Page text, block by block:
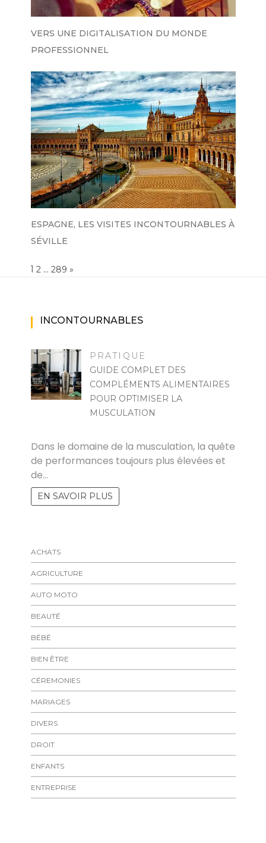
VERS UNE DIGITALISATION DU MONDE
PROFESSIONNEL
ESPAGNE, LES VISITES INCONTOURNABLES À
SÉVILLE
Page:
1 2 … 289 NEXT
»
INCONTOURNABLES
PRATIQUE
GUIDE COMPLET DES
COMPLÉMENTS ALIMENTAIRES
POUR OPTIMISER LA
MUSCULATION
Dans le domaine de la musculation, la quête
de performances toujours plus élevées et
de…
EN SAVOIR PLUS
ACHATS
AGRICULTURE
AUTO MOTO
BEAUTÉ
BÉBÉ
BIEN ÊTRE
CÉREMONIES
MARIAGES
DIVERS
DROIT
ENFANTS
ENTREPRISE